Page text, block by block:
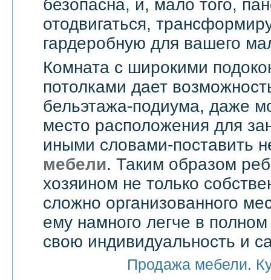
безопасна, и, мало того,
отодвигаться,
гардеробную для вашего
Комната с широкими
потолками дает
бельэтажа-подиума, даже
место расположения для
иными словами-поставить
мебели. Таким образом
хозяином не только
сложно организованного
ему намного легче в
свою индивидуальность и
Продажа мебели.